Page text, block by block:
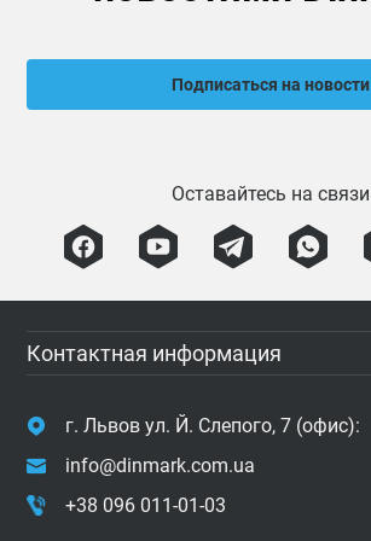
Подписаться на новости
Оставайтесь на связи
Контактная информация
г. Львов ул. Й. Слепого, 7 (офис):
info@dinmark.com.ua
+38 096 011-01-03